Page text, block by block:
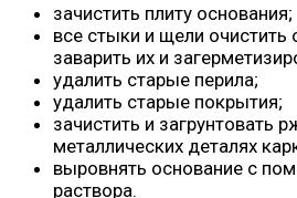
зачистить плиту основания;
все стыки и щели очистить
заварить их и
удалить старые перила;
удалить старые покрытия;
зачистить и загрунтовать
металлических деталях
выровнять основание с
раствора.